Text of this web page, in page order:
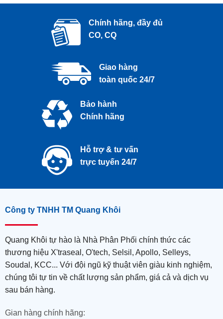
Chính hãng, đầy đủ
CO, CQ
Giao hàng
toàn quốc 24/7
Bảo hành
Chính hãng
Hỗ trợ & tư vấn
trực tuyến 24/7
Công ty TNHH TM Quang Khôi
Quang Khôi tự hào là Nhà Phân Phối chính thức các
thương hiệu X'traseal, O'tech, Selsil, Apollo, Selleys,
Soudal, KCC... Với đội ngũ kỹ thuật viên giàu kinh nghiệm,
chúng tôi tự tin về chất lượng sản phẩm, giá cả và dịch vụ
sau bán hàng.
Gian hàng chính hãng: